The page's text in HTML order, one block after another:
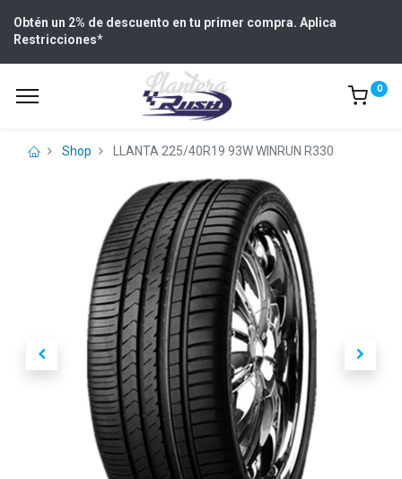
Obtén un 2% de descuento en tu primer compra. Aplica
Restricciones*
0
Shop LLANTA 225/40R19 93W WINRUN R330